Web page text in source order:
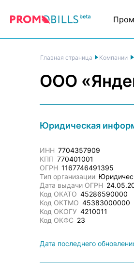
Главная страница Компании
ООО
Юридическая
ИНН 7704357909
КПП 770401001
ОГРН 1167746491395
Тип организации
Дата выдачи ОГРН
Код ОКАТО 45286590000
Код ОКТМО 45383000000
Код ОКОГУ 4210011
Код ОКФС 23
Дата последнего